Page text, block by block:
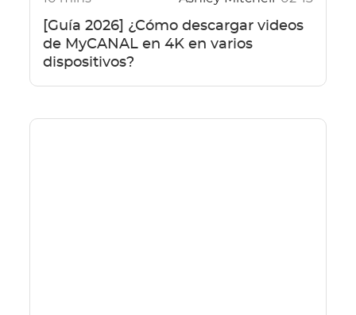
[Guía 2026] ¿Cómo descargar videos
de MyCANAL en 4K en varios
dispositivos?